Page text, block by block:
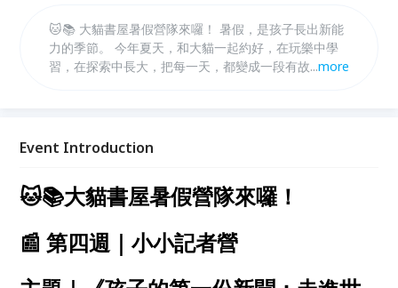
🐱📚 大貓書屋暑假營隊來囉！ 暑假，是孩子長出新能
力的季節。 今年夏天，和大貓一起約好，在玩樂中學
習，在探索中長大，把每一天，都變成一段有故事的冒
隊自由選擇，可依孩子興趣報名！ 可單週參加，彈性
...more
Event Introduction
🐱📚大貓書屋暑假營隊來囉！
📰 第四週｜小小記者營